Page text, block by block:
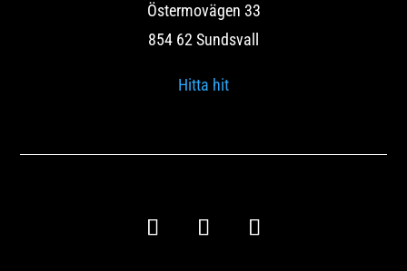
Östermovägen 33
854 62 Sundsvall
Hitta hit